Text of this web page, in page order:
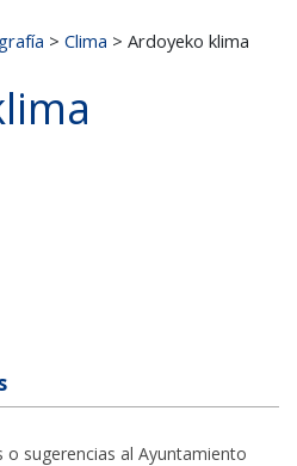
> Clima > Ardoyeko klima
o sugerencias al Ayuntamiento